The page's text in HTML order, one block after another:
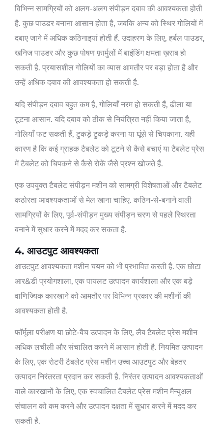
विभिन्न सामग्रियों को अलग-अलग संपीड़न दबाव की आवश्यकता होती
है. कुछ पाउडर बनाना आसान होता है, जबकि अन्य को स्थिर गोलियों में
दबाए जाने में अधिक कठिनाइयां होती हैं. उदाहरण के लिए, हर्बल पाउडर,
खनिज पाउडर और कुछ पोषण फ़ार्मुलों में बाइंडिंग क्षमता ख़राब हो
सकती है. प्रयासशील गोलियों का व्यास आमतौर पर बड़ा होता है और
उन्हें अधिक दबाव की आवश्यकता हो सकती है.
यदि संपीड़न दबाव बहुत कम है, गोलियाँ नरम हो सकती हैं, ढीला या
टूटना आसान. यदि दबाव को ठीक से नियंत्रित नहीं किया जाता है,
गोलियाँ फट सकती हैं, टुकड़े टुकड़े करना या घूंसे से चिपकाना. यही
कारण है कि कई ग्राहक टैबलेट को टूटने से कैसे बचाएं या टैबलेट प्रेस
में टैबलेट को चिपकने से कैसे रोकें जैसे प्रश्न खोजते हैं.
एक उपयुक्त टैबलेट संपीड़न मशीन को सामग्री विशेषताओं और टैबलेट
कठोरता आवश्यकताओं से मेल खाना चाहिए. कठिन-से-बनाने वाली
सामग्रियों के लिए, पूर्व-संपीड़न मुख्य संपीड़न चरण से पहले स्थिरता
बनाने में सुधार करने में मदद कर सकता है.
4. आउटपुट आवश्यकता
आउटपुट आवश्यकता मशीन चयन को भी प्रभावित करती है. एक छोटा
आर&डी प्रयोगशाला, एक पायलट उत्पादन कार्यशाला और एक बड़े
वाणिज्यिक कारखाने को आमतौर पर विभिन्न प्रकार की मशीनों की
आवश्यकता होती है.
फॉर्मूला परीक्षण या छोटे-बैच उत्पादन के लिए, लैब टैबलेट प्रेस मशीन
अधिक लचीली और संचालित करने में आसान होती है. नियमित उत्पादन
के लिए, एक रोटरी टैबलेट प्रेस मशीन उच्च आउटपुट और बेहतर
उत्पादन निरंतरता प्रदान कर सकती है. निरंतर उत्पादन आवश्यकताओं
वाले कारखानों के लिए, एक स्वचालित टैबलेट प्रेस मशीन मैन्युअल
संचालन को कम करने और उत्पादन दक्षता में सुधार करने में मदद कर
सकती है.